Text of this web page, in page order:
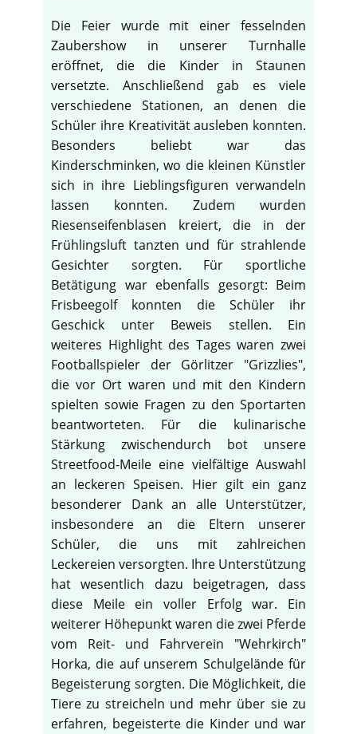
Die Feier wurde mit einer fesselnden
Zaubershow in unserer Turnhalle
eröffnet, die die Kinder in Staunen
versetzte. Anschließend gab es viele
verschiedene Stationen, an denen die
Schüler ihre Kreativität ausleben konnten.
Besonders beliebt war das
Kinderschminken, wo die kleinen Künstler
sich in ihre Lieblingsfiguren verwandeln
lassen konnten. Zudem wurden
Riesenseifenblasen kreiert, die in der
Frühlingsluft tanzten und für strahlende
Gesichter sorgten. Für sportliche
Betätigung war ebenfalls gesorgt: Beim
Frisbeegolf konnten die Schüler ihr
Geschick unter Beweis stellen. Ein
weiteres Highlight des Tages waren zwei
Footballspieler der Görlitzer "Grizzlies",
die vor Ort waren und mit den Kindern
spielten sowie Fragen zu den Sportarten
beantworteten. Für die kulinarische
Stärkung zwischendurch bot unsere
Streetfood-Meile eine vielfältige Auswahl
an leckeren Speisen. Hier gilt ein ganz
besonderer Dank an alle Unterstützer,
insbesondere an die Eltern unserer
Schüler, die uns mit zahlreichen
Leckereien versorgten. Ihre Unterstützung
hat wesentlich dazu beigetragen, dass
diese Meile ein voller Erfolg war. Ein
weiterer Höhepunkt waren die zwei Pferde
vom Reit- und Fahrverein "Wehrkirch"
Horka, die auf unserem Schulgelände für
Begeisterung sorgten. Die Möglichkeit, die
Tiere zu streicheln und mehr über sie zu
erfahren, begeisterte die Kinder und war